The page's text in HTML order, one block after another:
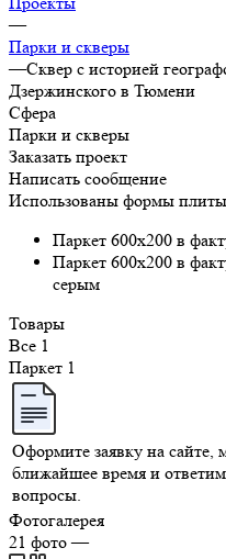
—
Парки и скверы
—Сквер с историей
Дзержинского в Тюмени
Сфера
Парки и скверы
Заказать проект
Написать сообщение
Использованы формы
Паркет 600х200 в
Паркет 600х200 в
серым
Товары
Все 1
Паркет 1
Оформите заявку на сайте,
ближайшее время и
вопросы.
Фотогалерея
21 фото—